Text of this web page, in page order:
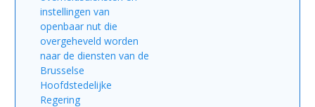
instellingen van
openbaar nut die
overgeheveld worden
naar de diensten van de
Brusselse
Hoofdstedelijke
Regering